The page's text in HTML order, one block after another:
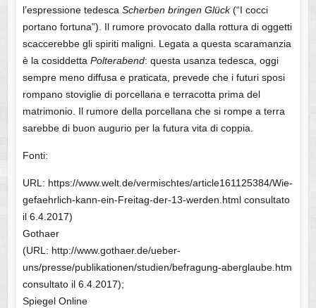
l’espressione tedesca Scherben bringen Glück(“I cocci
portano fortuna”). Il rumore provocato dalla rottura di oggetti
scaccerebbe gli spiriti maligni. Legata a questa scaramanzia
è la cosiddetta Polterabend: questa usanza tedesca, oggi
sempre meno diffusa e praticata, prevede che i futuri sposi
rompano stoviglie di porcellana e terracotta prima del
matrimonio. Il rumore della porcellana che si rompe a terra
sarebbe di buon augurio per la futura vita di coppia.
Fonti:
URL: https://www.welt.de/vermischtes/article161125384/Wie-
gefaehrlich-kann-ein-Freitag-der-13-werden.html consultato
il 6.4.2017)
Gothaer
(URL: http://www.gothaer.de/ueber-
uns/presse/publikationen/studien/befragung-aberglaube.htm
consultato il 6.4.2017);
Spiegel Online